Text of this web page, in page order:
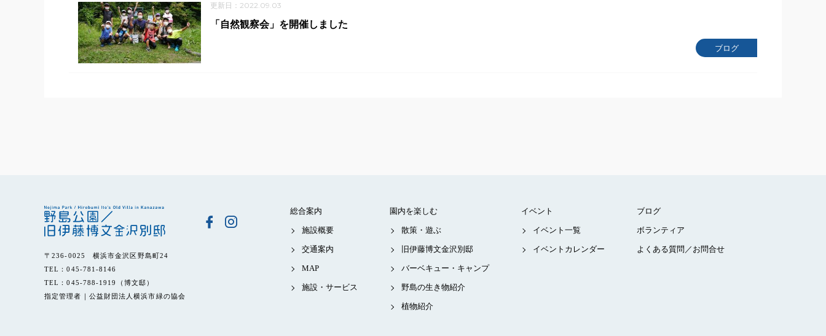
更新日：2022.09.03
ブログ
「自然観察会」を開催しました
〒236-0025 横浜市金沢区野島町24
TEL：045-781-8146
TEL：045-788-1919（博文邸）
指定管理者｜公益財団法人横浜市緑の協会
総合案内
施設概要
交通案内
MAP
施設・サービス
園内を楽しむ
散策・遊ぶ
旧伊藤博文金沢別邸
バーベキュー・キャンプ
野島の生き物紹介
植物紹介
イベント
イベント一覧
イベントカレンダー
ブログ
ボランティア
よくある質問／お問合せ